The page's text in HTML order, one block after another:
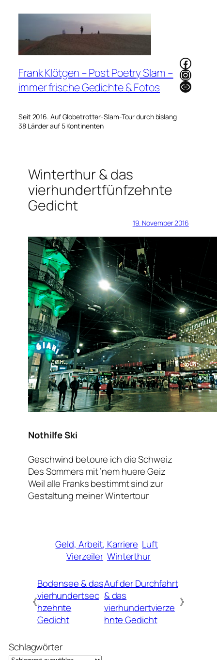
Frank Klötgen – Post Poetry Slam –
immer frische Gedichte & Fotos
Seit 2016. Auf Globetrotter-Slam-Tour durch bislang
38 Länder auf 5 Kontinenten
Link
Winterthur & das
vierhundertfünfzehnte
Gedicht
19. November 2016
Nothilfe Ski
Geschwind betoure ich die Schweiz
Des Sommers mit ’nem huere Geiz
Weil alle Franks bestimmt sind zur
Gestaltung meiner Wintertour
Geld, Arbeit, Karriere Luft
Vierzeiler Winterthur
《
Bodensee & das
vierhundertsec
hzehnte
Gedicht
Auf der Durchfahrt
& das
vierhundertvierze
hnte Gedicht
》
Schlagwörter